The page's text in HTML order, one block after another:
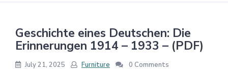
Geschichte eines Deutschen: Die
Erinnerungen 1914 – 1933 – (PDF)
July 21, 2025 Furniture 0 Comments